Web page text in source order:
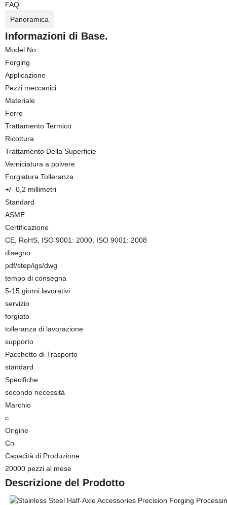
FAQ
Panoramica
Informazioni di Base.
Model No.
Forging
Applicazione
Pezzi meccanici
Materiale
Ferro
Trattamento Termico
Ricottura
Trattamento Della Superficie
Verniciatura a polvere
Forgiatura Tolleranza
+/- 0,2 millimetri
Standard
ASME
Certificazione
CE, RoHS, ISO 9001: 2000, ISO 9001: 2008
disegno
pdf/step/igs/dwg
tempo di consegna
5-15 giorni lavorativi
servizio
forgiato
tolleranza di lavorazione
supporto
Pacchetto di Trasporto
standard
Specifiche
secondo necessità
Marchio
c.
Origine
Cn
Capacità di Produzione
20000 pezzi al mese
Descrizione del Prodotto